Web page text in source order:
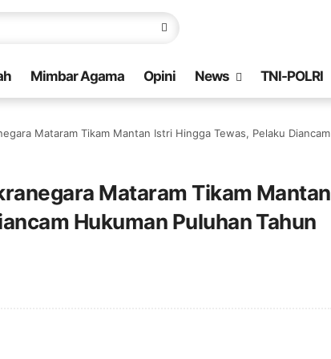
Mimbar Agama Opini News TNI-POLRI
Mataram Tikam Mantan Istri Hingga Tewas, Pelaku Diancam
Mataram Tikam Mantan
Hukuman Puluhan Tahun